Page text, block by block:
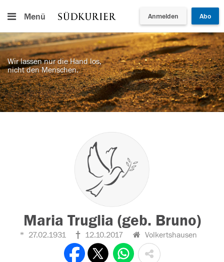
Menü Anmelden Abo
Wir lassen nur die Hand los,
nicht den Menschen.
Maria Truglia (geb. Bruno)
27.02.1931 12.10.2017 Volkertshausen